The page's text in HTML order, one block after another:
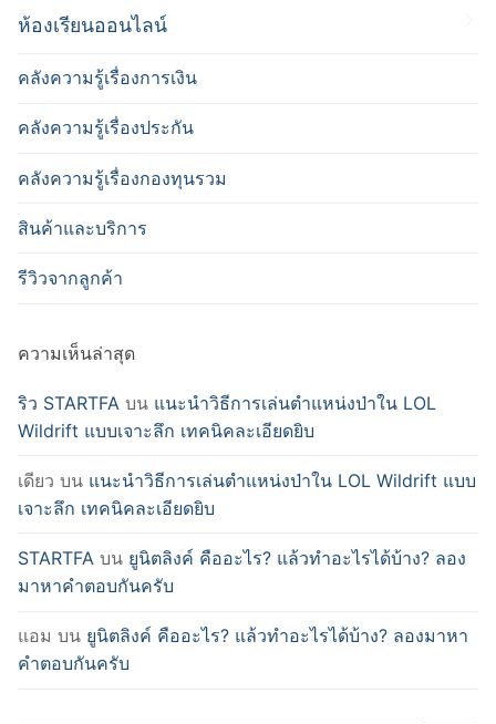
ห้องเรียนออนไลน์
คลังความรู้เรื่องการเงิน
คลังความรู้เรื่องประกัน
คลังความรู้เรื่องกองทุนรวม
สินค้าและบริการ
รีวิวจากลูกค้า
ความเห็นล่าสุด
ริว STARTFA บน แนะนำวิธีการเล่นตำแหน่งป่าใน LOL
Wildrift แบบเจาะลึก เทคนิคละเอียดยิบ
เดียว บน แนะนำวิธีการเล่นตำแหน่งป่าใน LOL Wildrift แบบ
เจาะลึก เทคนิคละเอียดยิบ
STARTFA บน ยูนิตลิงค์ คืออะไร? แล้วทำอะไรได้บ้าง? ลอง
มาหาคำตอบกันครับ
แอม บน ยูนิตลิงค์ คืออะไร? แล้วทำอะไรได้บ้าง? ลองมาหา
คำตอบกันครับ